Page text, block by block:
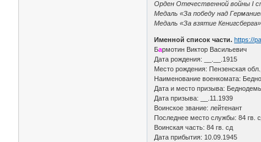
Орден Отечественной войны I
Медаль «За победу над
Медаль «За взятие Кенигсберга»
Именной список части. https://
Бармотин Виктор Васильевич
Дата рождения: __.__.1915
Место рождения: Пензенская
Наименование военкомата:
Дата и место призыва:
Дата призыва: __.11.1939
Воинское звание: лейтенант
Последнее место службы: 84 гв.
Воинская часть: 84 гв. сд
Дата прибытия: 10.09.1945